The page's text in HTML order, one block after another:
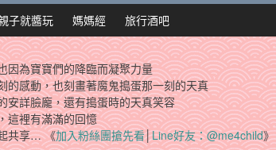
子就醬玩 媽媽經 旅行酒吧
因為寶寶們的降臨而凝聚力量
的感動，也刻畫著魔鬼搗蛋那一刻的天真
安詳臉龐，還有搗蛋時的天真笑容
這裡有滿滿的回憶
共享… 《加入粉絲團搶先看│Line好友：@me4child》